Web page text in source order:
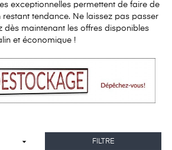
exceptionnelles permettent de faire de
restant tendance. Ne laissez pas passer
dès maintenant les offres disponibles
et économique !
 FILTRE